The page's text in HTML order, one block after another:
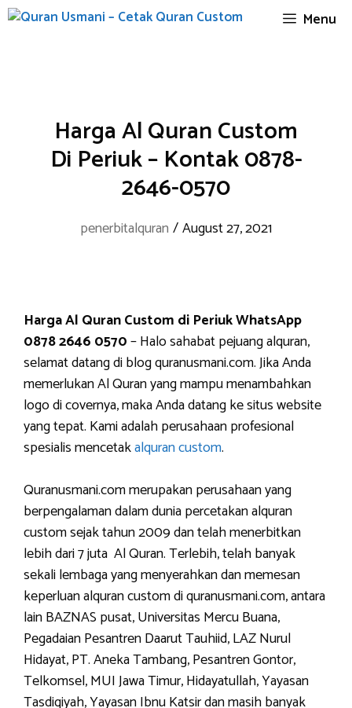
Skip
Menu
Harga Al Quran Custom
Di Periuk – Kontak 0878-
2646-0570
penerbitalquran /August 27, 2021
Harga Al Quran Custom di Periuk WhatsApp
0878 2646 0570– Halo sahabat pejuang alquran,
selamat datang di blog quranusmani.com. Jika Anda
memerlukan Al Quran yang mampu menambahkan
logo di covernya, maka Anda datang ke situs website
yang tepat. Kami adalah perusahaan profesional
spesialis mencetakalquran custom.
Quranusmani.com merupakan perusahaan yang
berpengalaman dalam dunia percetakan alquran
custom sejak tahun 2009 dan telah menerbitkan
lebih dari 7 juta Al Quran. Terlebih, telah banyak
sekali lembaga yang menyerahkan dan memesan
keperluan alquran custom di quranusmani.com, antara
lain BAZNAS pusat, Universitas Mercu Buana,
Pegadaian Pesantren Daarut Tauhiid, LAZ Nurul
Hidayat, PT. Aneka Tambang, Pesantren Gontor,
Telkomsel, MUI Jawa Timur, Hidayatullah, Yayasan
Tasdiqiyah, Yayasan Ibnu Katsir dan masih banyak